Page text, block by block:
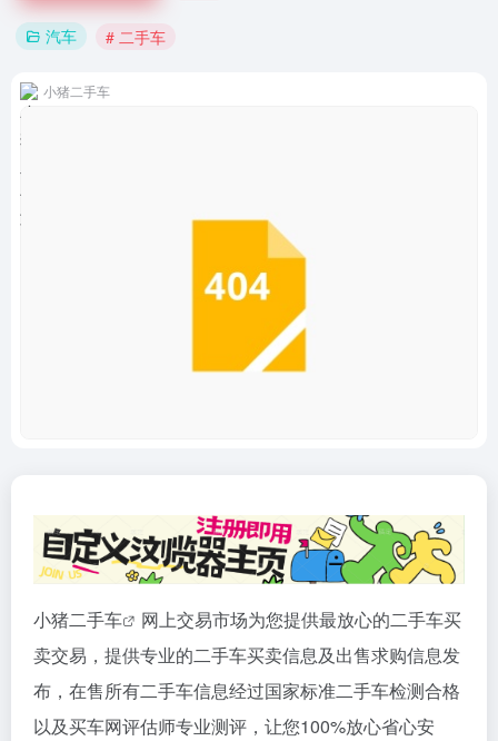
汽车 # 二手车
小猪二手车
小猪二手车
网上交易市场为您提供最放心的二手车买
卖交易，提供专业的二手车买卖信息及出售求购信息发
布，在售所有二手车信息经过国家标准二手车检测合格
以及买车网评估师专业测评，让您100%放心省心安